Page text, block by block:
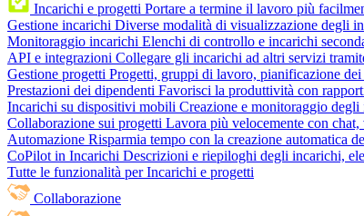
Incarichi e progetti Portare a termine il lavoro più
Gestione incarichi Diverse modalità di visualizzazione degli
Monitoraggio incarichi Elenchi di controllo e incarichi
API e integrazioni Collegare gli incarichi ad altri servizi
Gestione progetti Progetti, gruppi di lavoro, pianificazione
Prestazioni dei dipendenti Favorisci la produttività con
Incarichi su dispositivi mobili Creazione e monitoraggio
Collaborazione sui progetti Lavora più velocemente con
Automazione Risparmia tempo con la creazione automatica
CoPilot in Incarichi Descrizioni e riepiloghi degli incarichi,
Tutte le funzionalità per Incarichi e progetti
Collaborazione